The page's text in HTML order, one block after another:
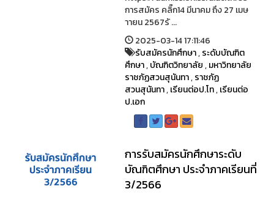
การสมัคร คลิ๊ก14 มีนาคม ถึง 27 เมษ
าายน 2567รั ...
2025-03-14 17:11:46
รับสมัครนักศึกษา,ระดับบัณฑิต
ศึกษา,บัณฑิตวิทยาลัย,มหาวิทยาลัย
ราชภัฏสวนสุนันทา,ราชภัฏ
สวนสุนันทา,เรียนต่อป.โท,เรียนต่อ
ป.เอก
การรับสมัครนักศึกษาระดับ
บัณฑิตศึกษา ประจำภาคเรียนที่
3/2566